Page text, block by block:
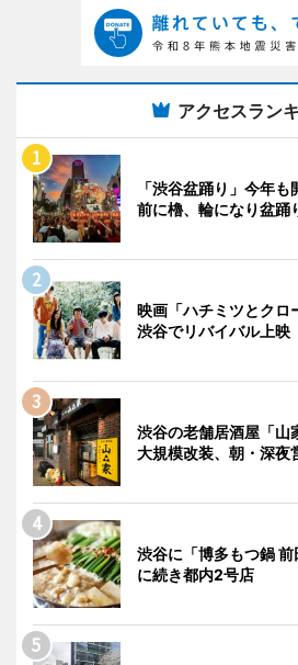
アクセスラン
「渋谷盆踊り」今年
前に櫓、輪になり盆踊
映画「ハチミツとクロ
渋谷でリバイバル上映
渋谷の老舗居酒屋「
大規模改装、朝・深夜
渋谷に「博多もつ鍋
に続き都内2号店